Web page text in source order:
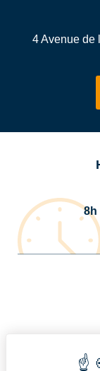
4 Avenue de
8h